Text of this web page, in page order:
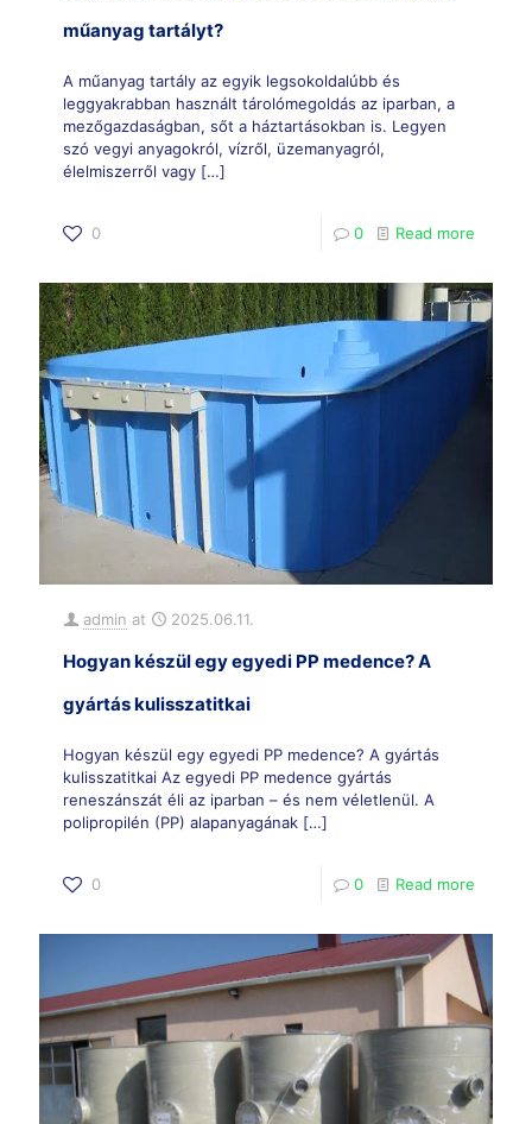
műanyag tartályt?
A műanyag tartály az egyik legsokoldalúbb és
leggyakrabban használt tárolómegoldás az iparban, a
mezőgazdaságban, sőt a háztartásokban is. Legyen
szó vegyi anyagokról, vízről, üzemanyagról,
élelmiszerről vagy […]
0 0 Read more
admin at 2025.06.11.
Hogyan készül egy egyedi PP medence? A
gyártás kulisszatitkai
Hogyan készül egy egyedi PP medence? A gyártás
kulisszatitkai Az egyedi PP medence gyártás
reneszánszát éli az iparban – és nem véletlenül. A
polipropilén (PP) alapanyagának […]
0 0 Read more